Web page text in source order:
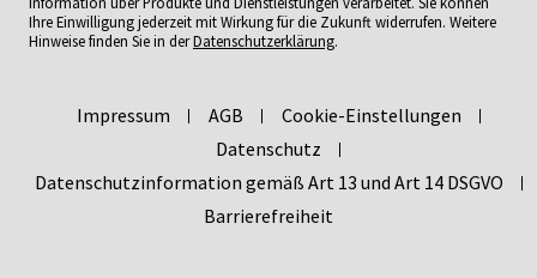
Ihre Einwilligung jederzeit mit Wirkung für die Zukunft widerrufen. Weitere
Hinweise finden Sie in derDatenschutzerklärung.
Impressum AGB
Cookie-Einstellungen
Datenschutz
Datenschutzinformation gemäß Art 13 und Art 14 DSGVO
Barrierefreiheit